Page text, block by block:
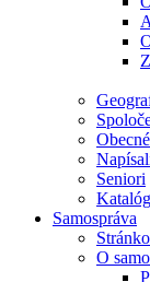
Seniori
Samospráva
O